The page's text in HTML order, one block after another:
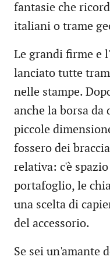
fantasie che
italiani o trame
Le grandi firme e
lanciato tutte
nelle stampe.
anche la borsa da
piccole
fossero dei
relativa: c'è
portafoglio, le
una scelta di
del accessorio.
Se sei un'amante